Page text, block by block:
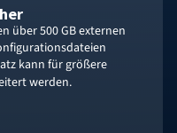
über 500 GB externen
kann für größere
werden.